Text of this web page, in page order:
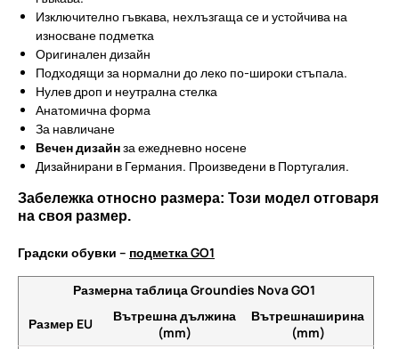
Изключително гъвкава, нехлъзгаща се и устойчива на
износване подметка
Оригинален дизайн
Подходящи за нормални до леко по-широки стъпала.
Нулев дроп и неутрална стелка
Анатомична форма
За навличане
Вечен дизайнза ежедневно носене
Дизайнирани в Германия. Произведени в Португалия.
Забележка относно размера: Този модел отговаря
на своя размер.
Градски обувки – подметка GO1
Размерна таблица Groundies Nova GO1
Размер EU
Вътрешна дължина
(mm)
Вътрешнаширина
(mm)